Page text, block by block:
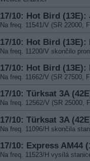
17/10: Hot Bird (13E):
Na freq. 11541/V (SR 22000,
17/10: Hot Bird (13E):
Na freq. 11200/V skončilo
17/10: Hot Bird (13E):
Na freq. 11662/V (SR 27500,
17/10: Türksat 3A
Na freq. 12562/V (SR 25000,
17/10: Türksat 3A
Na freq. 11096/H skončila
17/10: Express AM44
Na freq. 11523/H vysílá